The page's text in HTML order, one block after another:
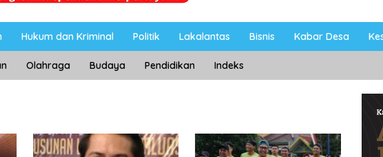
Hukum dan Kriminal Politik Lakalantas Bisnis Kabar Desa
Olahraga Budaya Pendidikan Indeks